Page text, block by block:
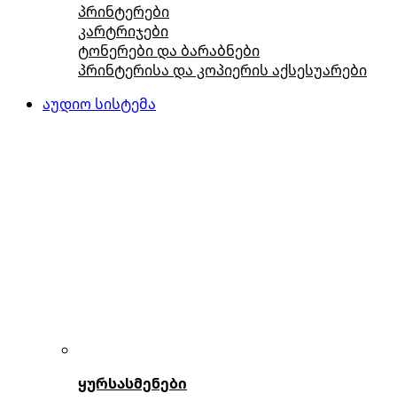
პრინტერები
კარტრიჯები
ტონერები და ბარაბნები
პრინტერისა და კოპიერის აქსესუარები
აუდიო სისტემა
ყურსასმენები